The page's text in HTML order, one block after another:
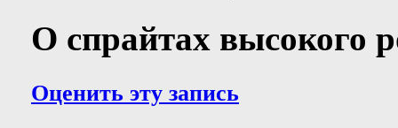
О спрайтах высокого
Оценить эту запись